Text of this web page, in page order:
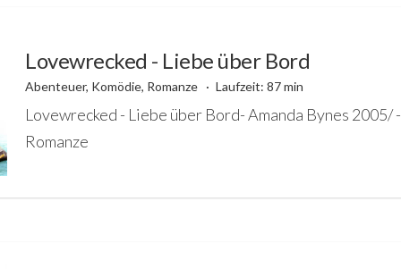
Lovewrecked - Liebe über Bord
Abenteuer, Komödie, Romanze Laufzeit: 87 min
Lovewrecked - Liebe über Bord- Amanda Bynes 2005/
Romanze